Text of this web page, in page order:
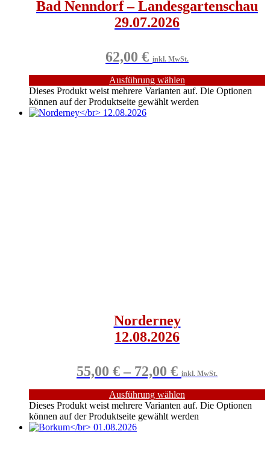
Bad Nenndorf – Landesgartenschau
29.07.2026
62,00 € inkl. MwSt.
Ausführung wählen
Dieses Produkt weist mehrere Varianten auf. Die Optionen
können auf der Produktseite gewählt werden
Norderney
12.08.2026
55,00 € – 72,00 € inkl. MwSt.
Ausführung wählen
Dieses Produkt weist mehrere Varianten auf. Die Optionen
können auf der Produktseite gewählt werden